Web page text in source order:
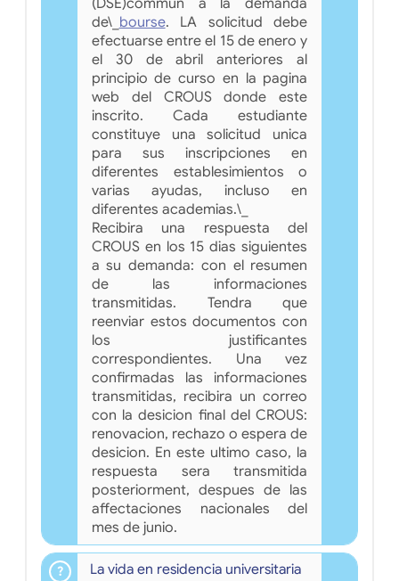
(DSE)commun a la demanda
de\_ bourse. LA solicitud debe
efectuarse entre el 15 de enero y
el 30 de abril anteriores al
principio de curso en la pagina
web del CROUS donde este
inscrito. Cada estudiante
constituye una solicitud unica
para sus inscripciones en
diferentes establesimientos o
varias ayudas, incluso en
diferentes academias.\_
Recibira una respuesta del
CROUS en los 15 dias siguientes
a su demanda: con el resumen
de las informaciones
transmitidas. Tendra que
reenviar estos documentos con
los justificantes
correspondientes. Una vez
confirmadas las informaciones
transmitidas, recibira un correo
con la desicion final del CROUS:
renovacion, rechazo o espera de
desicion. En este ultimo caso, la
respuesta sera transmitida
posteriorment, despues de las
affectaciones nacionales del
mes de junio.
La vida en residencia universitaria